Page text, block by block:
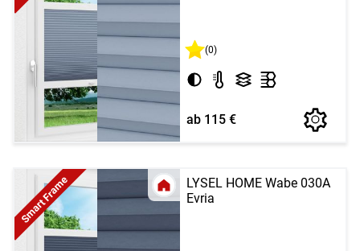
(0)
ab 115 €
LYSEL HOME Wabe 030A
Evria
Smart Frame